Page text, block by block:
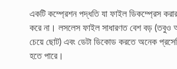
একটি কম্প্রেশন পদ্ধতি যা ফাইল ডিকম্প্রেস
করে না। লসলেস ফাইল সাধারণত বেশ বড় (তবুও
চেয়ে ছোট) এবং ডেটা ডিকোড করতে অনেক
হতে পারে।